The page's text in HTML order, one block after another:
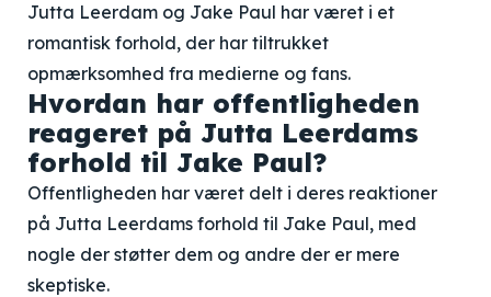
Jutta Leerdam og Jake Paul har været i et
romantisk forhold, der har tiltrukket
opmærksomhed fra medierne og fans.
Hvordan har offentligheden
reageret på Jutta Leerdams
forhold til Jake Paul?
Offentligheden har været delt i deres reaktioner
på Jutta Leerdams forhold til Jake Paul, med
nogle der støtter dem og andre der er mere
skeptiske.